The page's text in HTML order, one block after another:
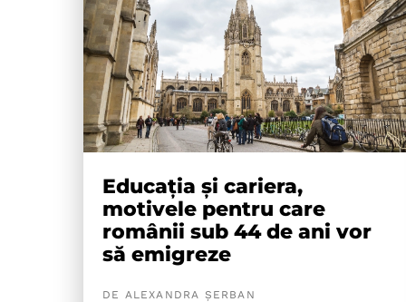
Educația și cariera,
motivele pentru care
românii sub 44 de ani vor
să emigreze
DE ALEXANDRA ȘERBAN